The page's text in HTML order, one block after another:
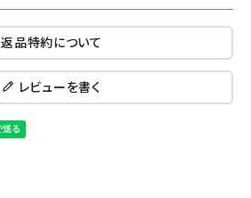
返品特約について
レビューを書く